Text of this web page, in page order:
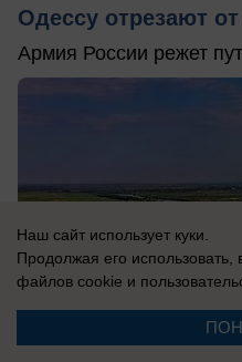
Одессу отрезают
Армия России режет
Наш сайт использует куки.
Продолжая его использовать,
файлов cookie и